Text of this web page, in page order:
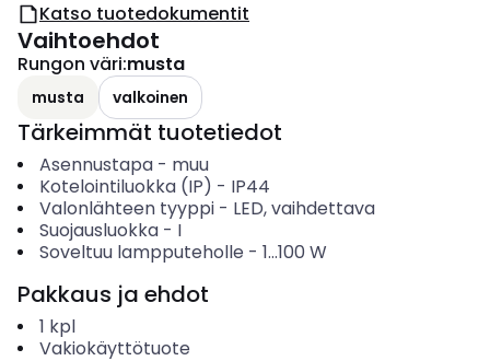
Katso tuotedokumentit
Vaihtoehdot
Rungon väri:musta
musta valkoinen
Tärkeimmät tuotetiedot
Asennustapa- muu
Kotelointiluokka (IP) - IP44
Valonlähteen tyyppi- LED, vaihdettava
Suojausluokka- I
Soveltuu lampputeholle - 1...100 W
Pakkaus ja ehdot
1 kpl
Vakiokäyttötuote